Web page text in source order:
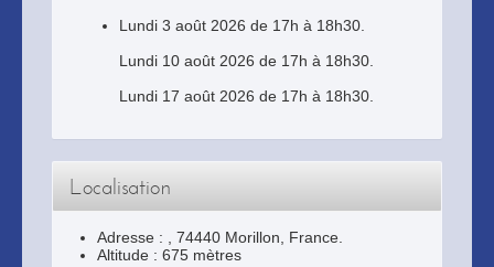
Lundi 3 août 2026 de 17h à 18h30.
Lundi 10 août 2026 de 17h à 18h30.
Lundi 17 août 2026 de 17h à 18h30.
Localisation
Adresse : 74440 Morillon , France.
Altitude : 675 mètres